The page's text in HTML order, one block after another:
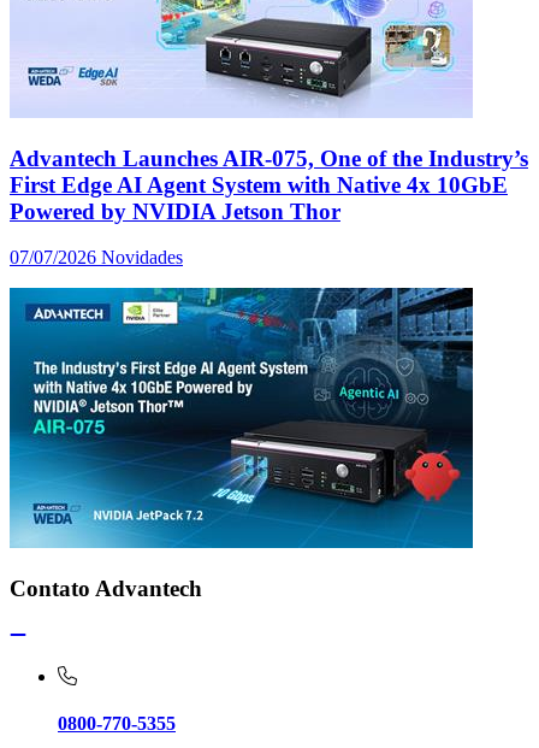
Advantech Launches AIR-075, One of the Industry’s
First Edge AI Agent System with Native 4x 10GbE
Powered by NVIDIA Jetson Thor
07/07/2026 Novidades
Contato Advantech
0800-770-5355